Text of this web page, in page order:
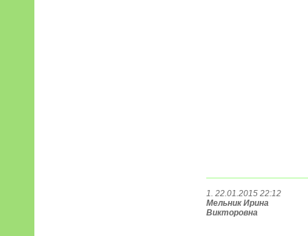
1. 22.01.2015 22:12
Мельник Ирина
Викторовна